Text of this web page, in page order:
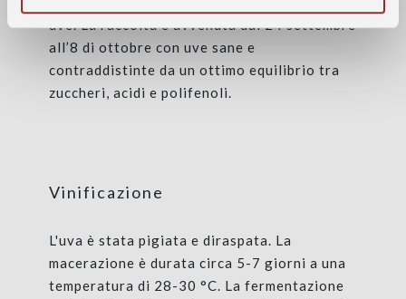
uve. La raccolta è avvenuta dal 24 settembre
all’8 di ottobre con uve sane e
contraddistinte da un ottimo equilibrio tra
zuccheri, acidi e polifenoli.
Vinificazione
L'uva è stata pigiata e diraspata. La
macerazione è durata circa 5-7 giorni a una
temperatura di 28-30 °C. La fermentazione